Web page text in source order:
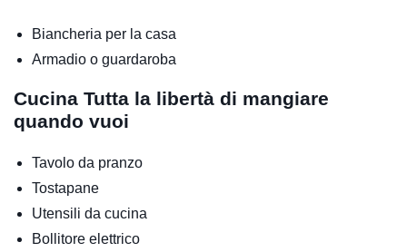
Biancheria per la casa
Armadio o guardaroba
Cucina Tutta la libertà di mangiare
quando vuoi
Tavolo da pranzo
Tostapane
Utensili da cucina
Bollitore elettrico